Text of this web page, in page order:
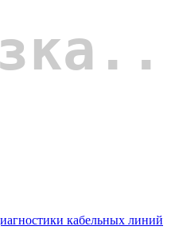
кабельных линий